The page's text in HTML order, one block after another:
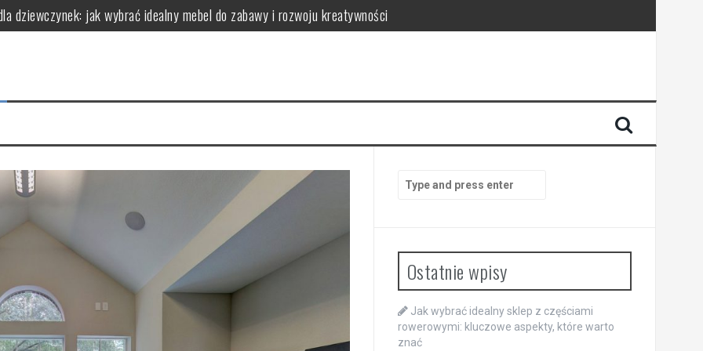
dziewczynek: jak wybrać idealny mebel do zabawy i rozwoju kreatywności
(dla wrażliwej i trądzikowej) – jak wdrożyć
bez ryzyka „zapychania”
faktycznie robi robotę (zależnie od celu)
kluczowe aspekty, które warto znać
Search
for:
Ostatnie wpisy
Jak wybrać idealny sklep z częściami
rowerowymi: kluczowe aspekty, które warto
znać